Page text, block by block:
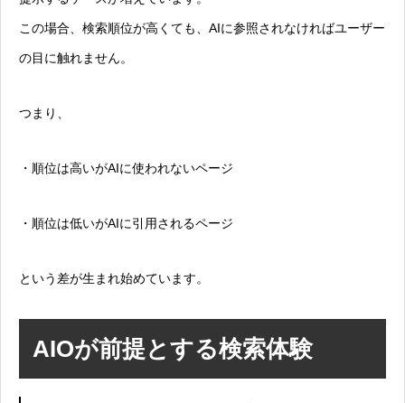
この場合、検索順位が高くても、AIに参照されなければユーザー
の目に触れません。
つまり、
・順位は高いがAIに使われないページ
・順位は低いがAIに引用されるページ
という差が生まれ始めています。
AIOが前提とする検索体験